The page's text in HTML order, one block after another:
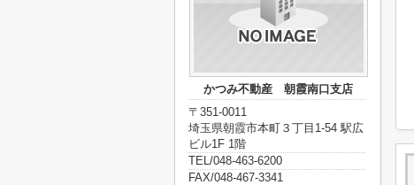
かつみ不動産 朝霞南口支店
〒351-0011
埼玉県朝霞市本町３丁目1-54 駅広
ビル1F 1階
TEL/048-463-6200
FAX/048-467-3341